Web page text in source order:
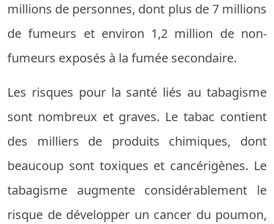
millions de personnes, dont plus de 7 millions
de fumeurs et environ 1,2 million de non-
fumeurs exposés à la fumée secondaire.
Les risques pour la santé liés au tabagisme
sont nombreux et graves. Le tabac contient
des milliers de produits chimiques, dont
beaucoup sont toxiques et cancérigènes. Le
tabagisme augmente considérablement le
risque de développer un cancer du poumon,